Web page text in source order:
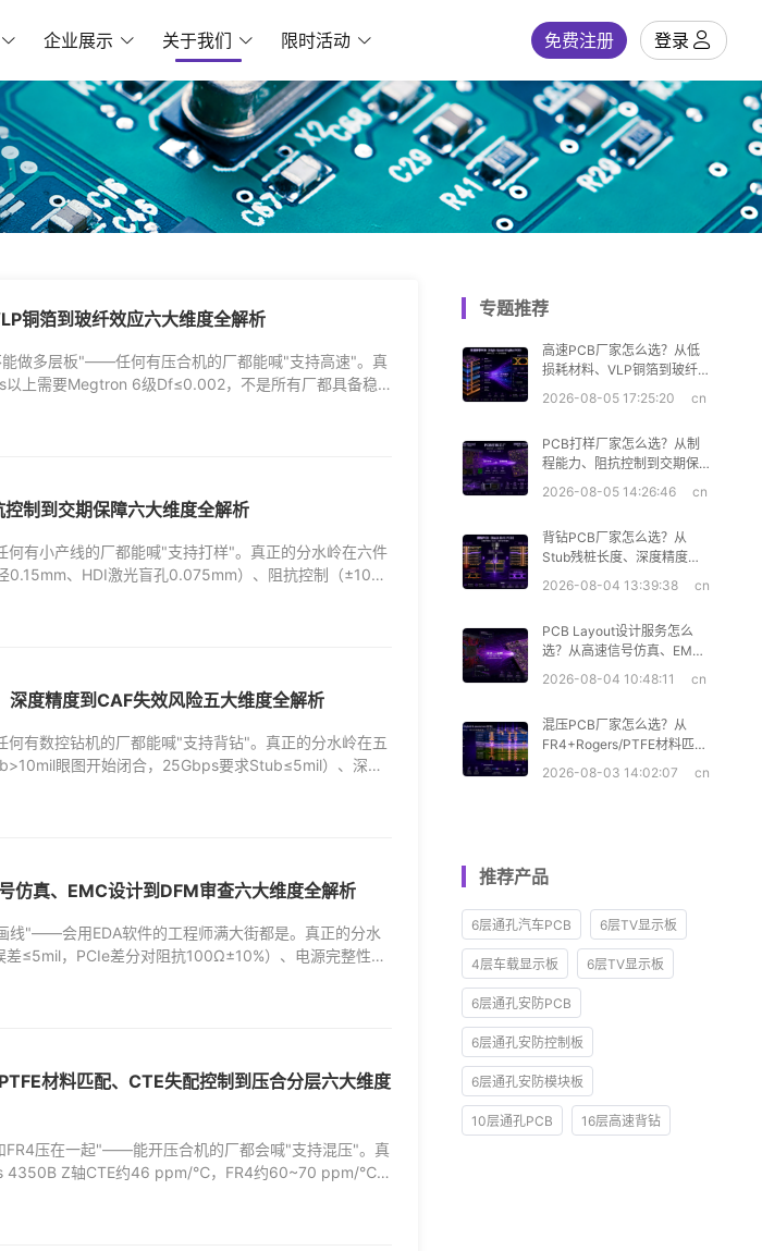
企业展示 关于我们 限时活动 免费注册 登录
铜箔到玻纤效应六大维度全解析
做多层板"——任何有压合机的厂都能喊"支持高速"。真
上需要Megtron 6级Df≤0.002，不是所有厂都具备稳
制到交期保障六大维度全解析
有小产线的厂都能喊"支持打样"。真正的分水岭在六件
、HDI激光盲孔0.075mm）、阻抗控制（±10%
度精度到CAF失效风险五大维度全解析
有数控钻机的厂都能喊"支持背钻"。真正的分水岭在五
眼图开始闭合，25Gbps要求Stub≤5mil）、深度
仿真、EMC设计到DFM审查六大维度全解析
线"——会用EDA软件的工程师满大街都是。真正的分水
≤5mil，PCIe差分对阻抗100Ω±10%）、电源完整性
材料匹配、CTE失配控制到压合分层六大维度
FR4压在一起"——能开压合机的厂都会喊"支持混压"。真
4350B Z轴CTE约46 ppm/℃，FR4约60~70 ppm/℃
专题推荐
高速PCB厂家怎么选？从低
损耗材料、VLP铜箔到玻纤
效应六大维度全解析
2026-08-05 17:25:20 cn
PCB打样厂家怎么选？从制
程能力、阻抗控制到交期保
障六大维度全解析
2026-08-05 14:26:46 cn
背钻PCB厂家怎么选？从
Stub残桩长度、深度精度到
CAF失效风险五大维度全解
2026-08-04 13:39:38 cn
PCB Layout设计服务怎么
选？从高速信号仿真、EMC
设计到DFM审查六大维度全
2026-08-04 10:48:11 cn
混压PCB厂家怎么选？从
FR4+Rogers/PTFE材料匹
配、CTE失配控制到压合分
2026-08-03 14:02:07 cn
推荐产品
6层通孔汽车PCB 6层TV显示板
4层车载显示板 6层TV显示板
6层通孔安防PCB
6层通孔安防控制板
6层通孔安防模块板
10层通孔PCB 16层高速背钻